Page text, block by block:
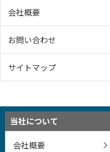
会社概要
お問い合わせ
サイトマップ
当社について
会社概要